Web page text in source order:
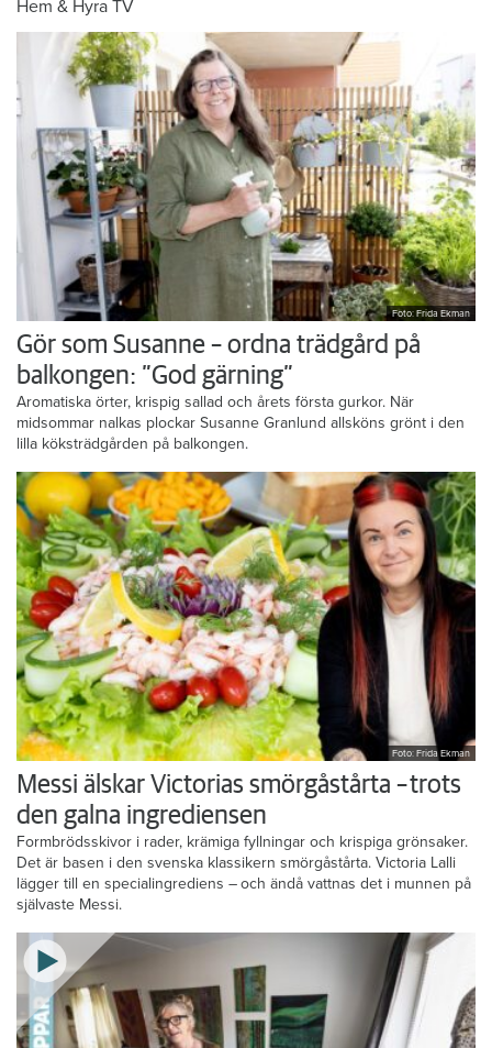
Hem & Hyra TV
Foto: Frida Ekman
Gör som Susanne – ordna trädgård på
balkongen: ”God gärning”
Aromatiska örter, krispig sallad och årets första gurkor. När
midsommar nalkas plockar Susanne Granlund allsköns grönt i den
lilla köksträdgården på balkongen.
Foto: Frida Ekman
Messi älskar Victorias smörgåstårta – trots
den galna ingrediensen
Formbrödsskivor i rader, krämiga fyllningar och krispiga grönsaker.
Det är basen i den svenska klassikern smörgåstårta. Victoria Lalli
lägger till en specialingrediens – och ändå vattnas det i munnen på
självaste Messi.